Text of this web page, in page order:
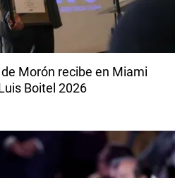
Morón recibe en Miami
Boitel 2026